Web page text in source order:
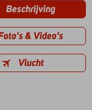
Beschrijving
& Video's
Vlucht